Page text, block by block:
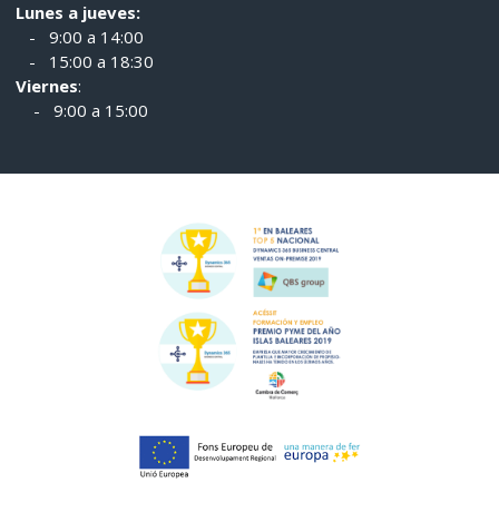
Lunes a jueves:
- 9:00 a 14:00
- 15:00 a 18:30
Viernes:
- 9:00 a 15:00